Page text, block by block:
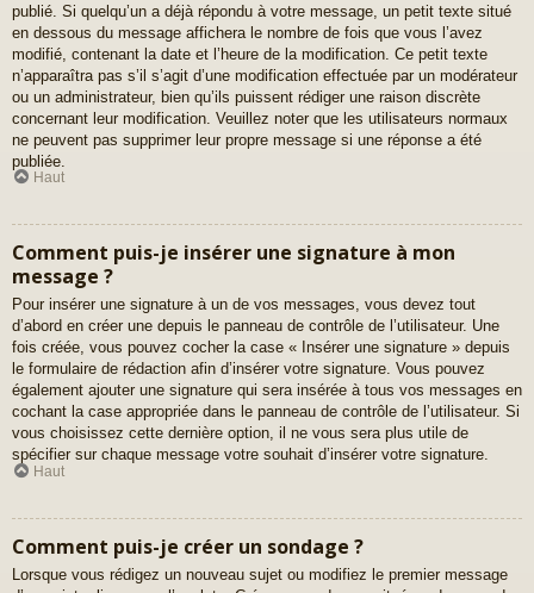
publié. Si quelqu’un a déjà répondu à votre message, un petit texte situé
en dessous du message affichera le nombre de fois que vous l’avez
modifié, contenant la date et l’heure de la modification. Ce petit texte
n’apparaîtra pas s’il s’agit d’une modification effectuée par un modérateur
ou un administrateur, bien qu’ils puissent rédiger une raison discrète
concernant leur modification. Veuillez noter que les utilisateurs normaux
ne peuvent pas supprimer leur propre message si une réponse a été
publiée.
Haut
Comment puis-je insérer une signature à mon
message ?
Pour insérer une signature à un de vos messages, vous devez tout
d’abord en créer une depuis le panneau de contrôle de l’utilisateur. Une
fois créée, vous pouvez cocher la case « Insérer une signature » depuis
le formulaire de rédaction afin d’insérer votre signature. Vous pouvez
également ajouter une signature qui sera insérée à tous vos messages en
cochant la case appropriée dans le panneau de contrôle de l’utilisateur. Si
vous choisissez cette dernière option, il ne vous sera plus utile de
spécifier sur chaque message votre souhait d’insérer votre signature.
Haut
Comment puis-je créer un sondage ?
Lorsque vous rédigez un nouveau sujet ou modifiez le premier message